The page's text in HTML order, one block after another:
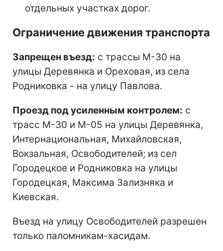
отдельных участках дорог.
Ограничение движения транспорта
Запрещен въезд: с трассы М-30 на
улицы Деревянка и Ореховая, из села
Родниковка - на улицу Павлова.
Проезд под усиленным контролем: с
трасс М-30 и М-05 на улицы Деревянка,
Интернациональная, Михайловская,
Вокзальная, Освободителей; из сел
Городецкое и Родниковка на улицы
Городецкая, Максима Зализняка и
Киевская.
Въезд на улицу Освободителей разрешен
только паломникам-хасидам.